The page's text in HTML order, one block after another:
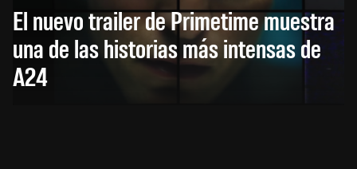
El nuevo trailer de Primetime muestra
una de las historias más intensas de
A24